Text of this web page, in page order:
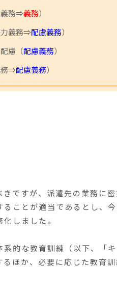
義務⇒義務）
力義務⇒配慮義務）
慮（配慮義務）
務⇒配慮義務）
ですが、派遣先の業務に
ことが適当であるとし、
しました。
的な教育訓練（以下、「
ほか、必要に応じた教育